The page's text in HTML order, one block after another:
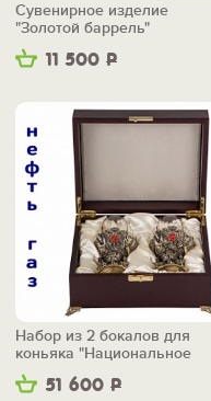
11 500 Р
Сувенирное изделие
"Золотой баррель"
51 600 Р
Набор из 2 бокалов для
коньяка "Национальное
достояние"